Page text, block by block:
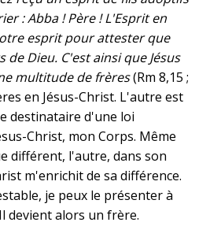
: Abba ! Père ! L'Esprit en
esprit pour attester que
Dieu. C'est ainsi que Jésus
multitude de frères(Rm 8,15 ;
en Jésus-Christ. L'autre est
destinataire d'une loi
Christ, mon Corps. Même
différent, l'autre, dans son
m'enrichit de sa différence.
je peux le présenter à
devient alors un frère.